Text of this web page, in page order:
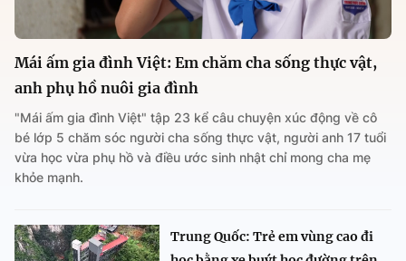
Mái ấm gia đình Việt: Em chăm cha sống thực vật,
anh phụ hồ nuôi gia đình
"Mái ấm gia đình Việt" tập 23 kể câu chuyện xúc động về cô
bé lớp 5 chăm sóc người cha sống thực vật, người anh 17 tuổi
vừa học vừa phụ hồ và điều ước sinh nhật chỉ mong cha mẹ
khỏe mạnh.
Trung Quốc: Trẻ em vùng cao đi